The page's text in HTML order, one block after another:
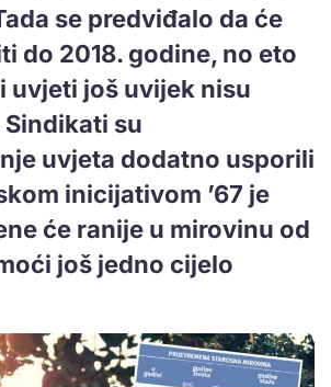
se predviđalo da će
do 2018. godine, no eto
uvjeti još uvijek nisu
su
uvjeta dodatno usporili
inicijativom ’67 je
će ranije u mirovinu od
još jedno cijelo